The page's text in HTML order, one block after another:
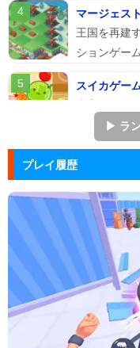
マージェス
王国を再建
ションゲーム
スイカゲー
本家スイカ
のスイ...
Arkanoid
タイトーが
ド」の無料
ジュエルカ
宝石を入れ
ーム。
回転する球
る音楽ゲー
▶ ラ
プレイ履歴